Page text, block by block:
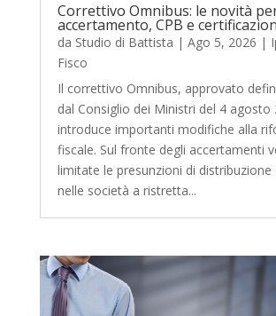
Correttivo Omnibus: le novità
accertamento, CPB e
da Studio di Battista | Ago 5, 2026 |
Fisco
Il correttivo Omnibus, approvato
dal Consiglio dei Ministri del 4 agosto
introduce importanti modifiche alla
fiscale. Sul fronte degli accertamenti
limitate le presunzioni di distribuzione
nelle società a ristretta...